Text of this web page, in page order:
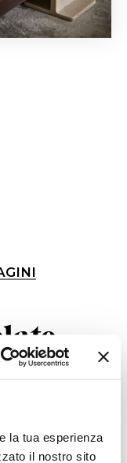
la tua esperienza
il nostro sito